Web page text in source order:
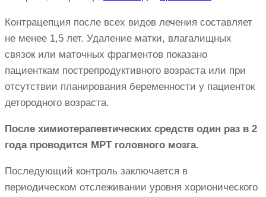
Контрацепция после всех видов лечения составляет
не менее 1,5 лет. Удаление матки, влагалищных
связок или маточных фрагментов показано
пациенткам пострепродуктивного возраста или при
отсутствии планирования беременности у пациенток
детородного возраста.
После химиотерапевтических средств один раз в 2
года проводится МРТ головного мозга.
Последующий контроль заключается в
периодическом отслеживании уровня хорионического